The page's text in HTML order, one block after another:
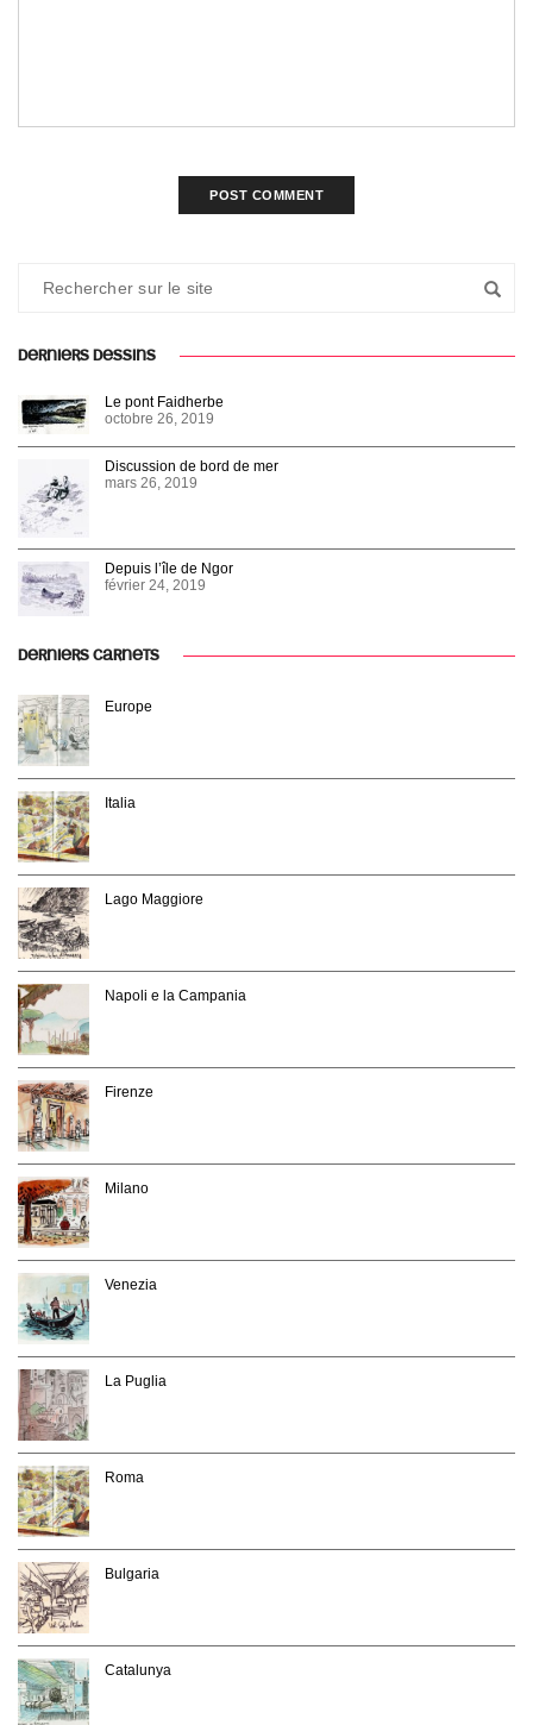
DERNIERS DESSINS
Le pont Faidherbe
octobre 26, 2019
Discussion de bord de mer
mars 26, 2019
Depuis l’île de Ngor
février 24, 2019
DERNIERS CARNETS
Europe
Italia
Lago Maggiore
Napoli e la Campania
Firenze
Milano
Venezia
La Puglia
Roma
Bulgaria
Catalunya